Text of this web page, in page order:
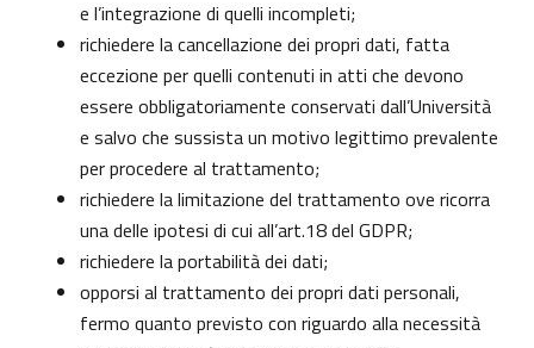
e l’integrazione di quelli incompleti;
richiedere la cancellazione dei propri dati, fatta
eccezione per quelli contenuti in atti che devono
essere obbligatoriamente conservati dall’Università
e salvo che sussista un motivo legittimo prevalente
per procedere al trattamento;
richiedere la limitazione del trattamento ove ricorra
una delle ipotesi di cui all’art.18 del GDPR;
richiedere la portabilità dei dati;
opporsi al trattamento dei propri dati personali,
fermo quanto previsto con riguardo alla necessità